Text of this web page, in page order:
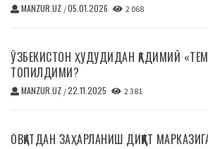
MANZUR.UZ /05.01.2026 2 068
ЎЗБЕКИСТОН ҲУДУДИДАН ҚАДИМИЙ
ТОПИЛДИМИ?
MANZUR.UZ /22.11.2025 2 381
ОВҚАТДАН ЗАҲАРЛАНИШ ДИҚҚАТ